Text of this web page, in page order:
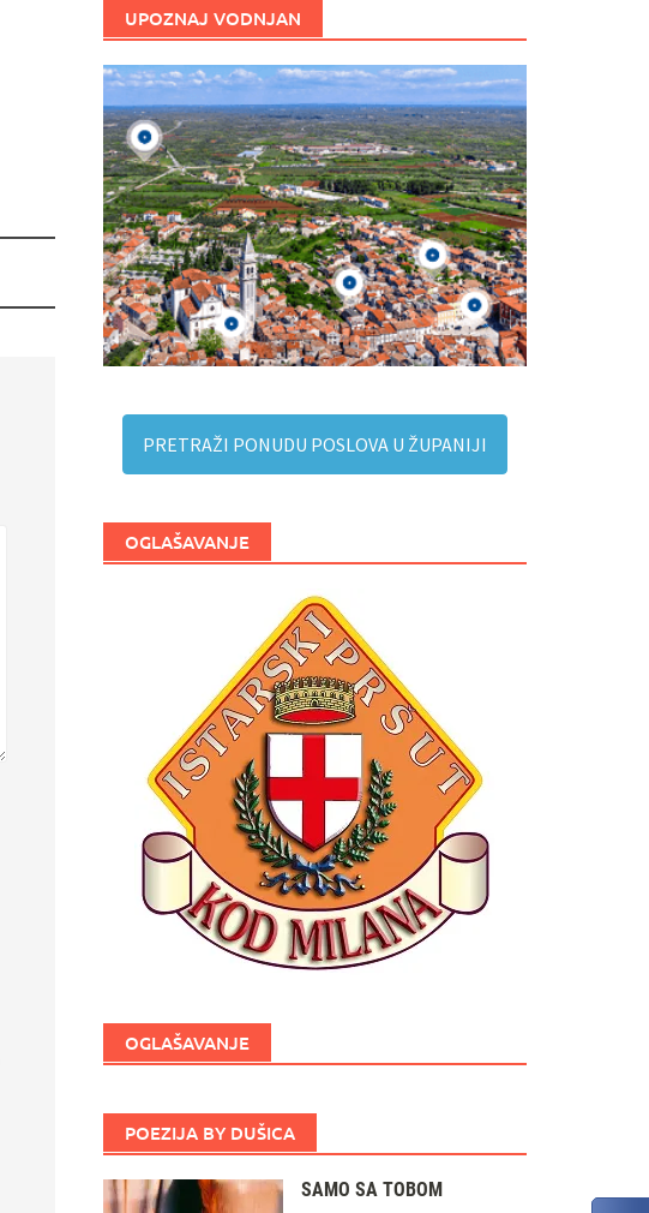
UPOZNAJ VODNJAN
PRETRAŽI PONUDU POSLOVA U ŽUPANIJI
OGLAŠAVANJE
OGLAŠAVANJE
POEZIJA BY DUŠICA
SAMO SA TOBOM